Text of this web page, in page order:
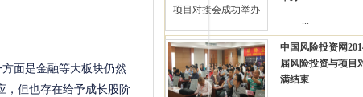
面是金融等大板块仍然
，但也存在给予成长股阶
...
中国风险投资网
届风险投资与项目
满结束